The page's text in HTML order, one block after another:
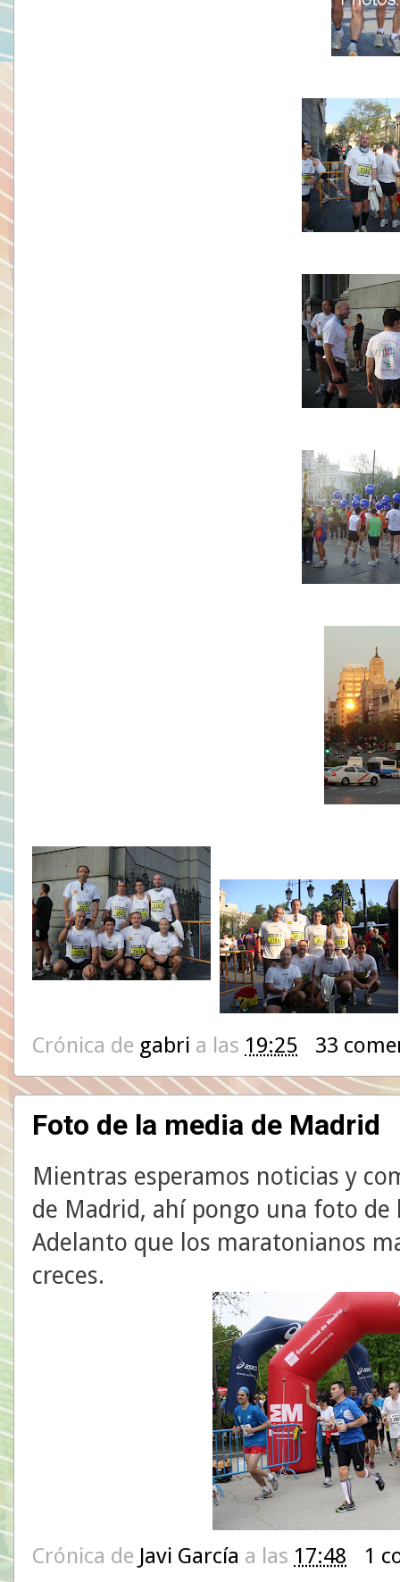
Crónica de gabri a las 19:25 33
Foto de la media de Madrid
Mientras esperamos noticias y
de Madrid, ahí pongo una foto de
Adelanto que los maratonianos
creces.
Crónica de Javi García a las 17:48 1